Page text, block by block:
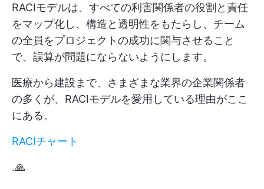
RACIモデルは、すべての利害関係者の役割と責任
をマップ化し、構造と透明性をもたらし、チーム
の全員をプロジェクトの成功に関与させること
で、誤算が問題にならないようにします。
医療から建設まで、さまざまな業界の企業関係者
の多くが、RACIモデルを愛用している理由がここ
にある。
RACIチャート
.🙏